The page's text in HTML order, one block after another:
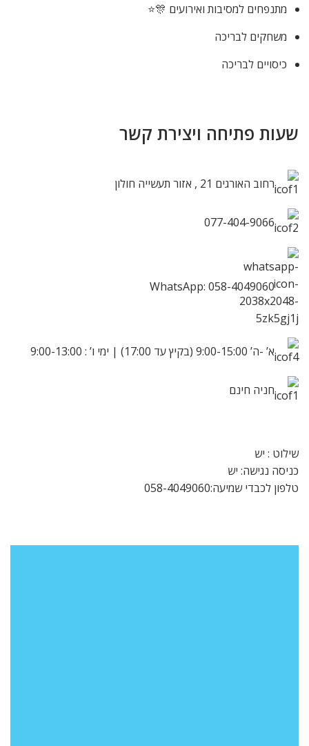
מתנפחים למסיבות ואירועים 🎊⭐
משחקים לבריכה
כיסויים לבריכה
שעות פתיחה ויצירת קשר
רחוב האורגים 21 , אזור תעשייה חולון
077-404-9066
WhatsApp: 058-4049060
א’ -ה’ 9:00-15:00 (בקיץ עד 17:00) | ימי ו’ : 9:00-13:00
חניה חינם
שילוט : יש
כניסה נגישה: יש
טלפון לכבדי שמיעה:058-4049060